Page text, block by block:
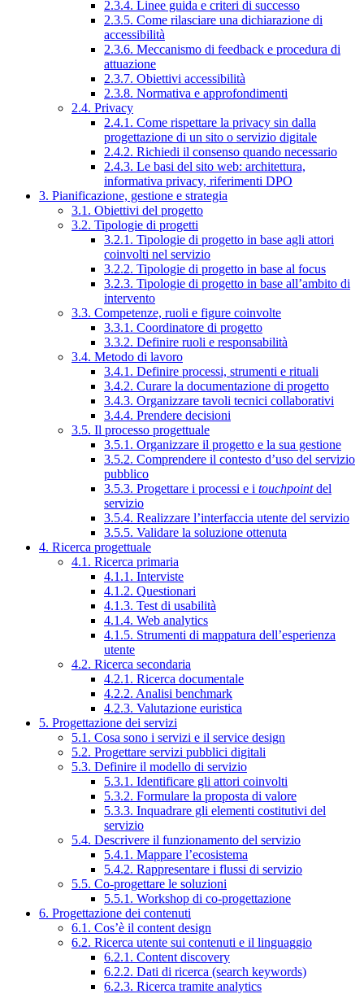
2.3.4. Linee guida e criteri di successo
2.3.5. Come rilasciare una dichiarazione di
accessibilità
2.3.6. Meccanismo di feedback e procedura di
attuazione
2.3.7. Obiettivi accessibilità
2.3.8. Normativa e approfondimenti
2.4. Privacy
2.4.1. Come rispettare la privacy sin dalla
progettazione di un sito o servizio digitale
2.4.2. Richiedi il consenso quando necessario
2.4.3. Le basi del sito web: architettura,
informativa privacy, riferimenti DPO
3. Pianificazione, gestione e strategia
3.1. Obiettivi del progetto
3.2. Tipologie di progetti
3.2.1. Tipologie di progetto in base agli attori
coinvolti nel servizio
3.2.2. Tipologie di progetto in base al focus
3.2.3. Tipologie di progetto in base all’ambito di
intervento
3.3. Competenze, ruoli e figure coinvolte
3.3.1. Coordinatore di progetto
3.3.2. Definire ruoli e responsabilità
3.4. Metodo di lavoro
3.4.1. Definire processi, strumenti e rituali
3.4.2. Curare la documentazione di progetto
3.4.3. Organizzare tavoli tecnici collaborativi
3.4.4. Prendere decisioni
3.5. Il processo progettuale
3.5.1. Organizzare il progetto e la sua gestione
3.5.2. Comprendere il contesto d’uso del servizio
pubblico
3.5.3. Progettare i processi e i touchpointdel
servizio
3.5.4. Realizzare l’interfaccia utente del servizio
3.5.5. Validare la soluzione ottenuta
4. Ricerca progettuale
4.1. Ricerca primaria
4.1.1. Interviste
4.1.2. Questionari
4.1.3. Test di usabilità
4.1.4. Web analytics
4.1.5. Strumenti di mappatura dell’esperienza
utente
4.2. Ricerca secondaria
4.2.1. Ricerca documentale
4.2.2. Analisi benchmark
4.2.3. Valutazione euristica
5. Progettazione dei servizi
5.1. Cosa sono i servizi e il service design
5.2. Progettare servizi pubblici digitali
5.3. Definire il modello di servizio
5.3.1. Identificare gli attori coinvolti
5.3.2. Formulare la proposta di valore
5.3.3. Inquadrare gli elementi costitutivi del
servizio
5.4. Descrivere il funzionamento del servizio
5.4.1. Mappare l’ecosistema
5.4.2. Rappresentare i flussi di servizio
5.5. Co-progettare le soluzioni
5.5.1. Workshop di co-progettazione
6. Progettazione dei contenuti
6.1. Cos’è il content design
6.2. Ricerca utente sui contenuti e il linguaggio
6.2.1. Content discovery
6.2.2. Dati di ricerca (search keywords)
6.2.3. Ricerca tramite analytics